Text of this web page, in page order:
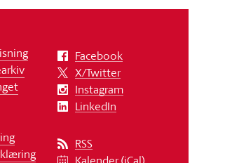
Facebook
X/Twitter
Instagram
LinkedIn
RSS